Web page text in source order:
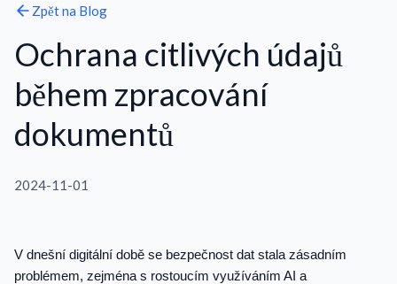
Zpět na Blog
Ochrana citlivých údajů
během zpracování
dokumentů
2024-11-01
V dnešní digitální době se bezpečnost dat stala zásadním
problémem, zejména s rostoucím využíváním AI a